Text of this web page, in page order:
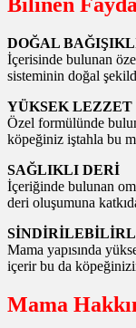
Bilinen
DOĞAL
İçerisinde bulunan
sisteminin doğal
YÜKSEK LEZZET
Özel formülünde
köpeğiniz iştahla bu
SAĞLIKLI DERİ
İçeriğinde bulunan
deri oluşumuna
Mama yapısında
içerir bu da
Mama